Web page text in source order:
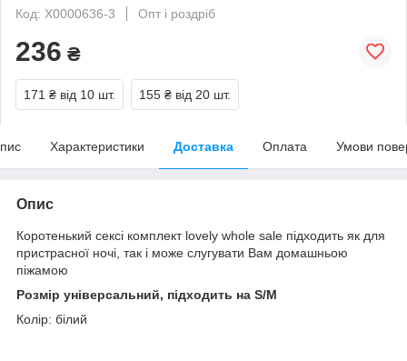
Код: X0000636-3
Опт і роздріб
236 ₴
171 ₴ від 10 шт. 155 ₴ від 20 шт.
Характеристики Доставка Оплата Умови
Опис
Коротенький сексі комплект lovely whole sale підходить як для
пристрасної ночі, так і може слугувати Вам домашньою
піжамою
Розмір універсальний, підходить на S/M
Колір: білий